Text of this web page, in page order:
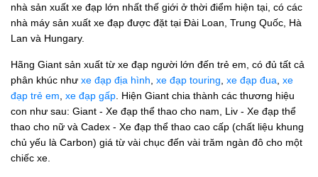
nhà sản xuất xe đạp lớn nhất thế giới ở thời điểm hiện tại, có các
nhà máy sản xuất xe đạp được đặt tại Đài Loan, Trung Quốc, Hà
Lan và Hungary.
Hãng Giant sản xuất từ xe đạp người lớn đến trẻ em, có đủ tất cả
phân khúc như xe đạp địa hình xe đạp touring xe đạp đua xe
đạp trẻ em xe đạp gấp . Hiện Giant chia thành các thương hiệu
con như sau: Giant - Xe đạp thể thao cho nam, Liv - Xe đạp thể
thao cho nữ và Cadex - Xe đạp thể thao cao cấp (chất liệu khung
chủ yếu là Carbon) giá từ vài chục đến vài trăm ngàn đô cho một
chiếc xe.